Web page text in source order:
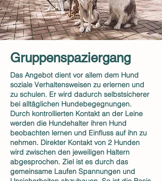
Gruppenspaziergang
Das Angebot dient vor allem dem Hund
soziale Verhaltensweisen zu erlernen und
zu schulen. Er wird dadurch selbstsicherer
bei alltäglichen Hundebegegnungen.
Durch kontrollierten Kontakt an der Leine
werden die Hundehalter ihren Hund
beobachten lernen und Einfluss auf ihn zu
nehmen. Direkter Kontakt von 2 Hunden
wird zwischen den jeweiligen Haltern
abgesprochen. Ziel ist es durch das
gemeinsame Laufen Spannungen und